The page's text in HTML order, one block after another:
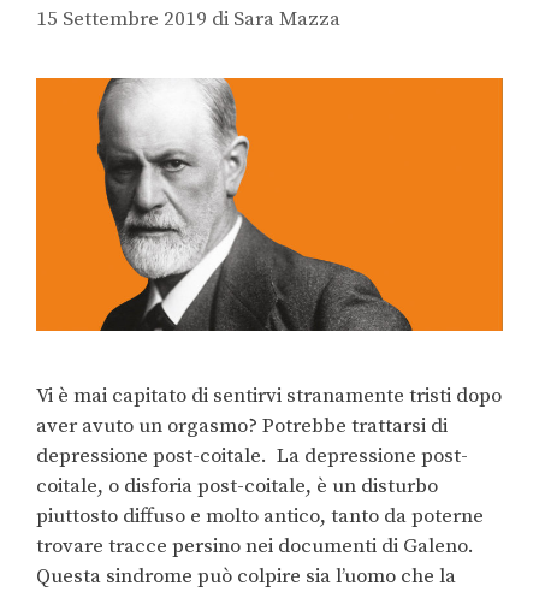
15 Settembre 2019 di Sara Mazza
Vi è mai capitato di sentirvi stranamente tristi dopo
aver avuto un orgasmo? Potrebbe trattarsi di
depressione post-coitale. La depressione post-
coitale, o disforia post-coitale, è un disturbo
piuttosto diffuso e molto antico, tanto da poterne
trovare tracce persino nei documenti di Galeno.
Questa sindrome può colpire sia l’uomo che la